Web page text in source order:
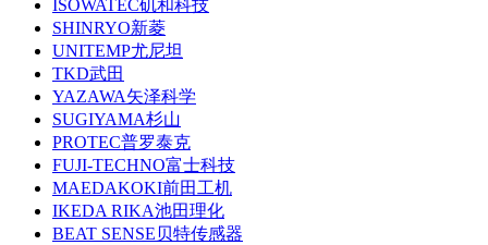
ISOWATEC矶和科技
SHINRYO新菱
UNITEMP尤尼坦
TKD武田
YAZAWA矢泽科学
SUGIYAMA杉山
PROTEC普罗泰克
FUJI-TECHNO富士科技
MAEDAKOKI前田工机
IKEDA RIKA池田理化
BEAT SENSE贝特传感器